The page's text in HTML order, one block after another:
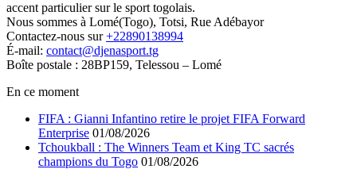
accent particulier sur le sport togolais.
Nous sommes à Lomé(Togo), Totsi, Rue Adébayor
Contactez-nous sur+22890138994
É-mail: contact@djenasport.tg
Boîte postale : 28BP159, Telessou – Lomé
En ce moment
FIFA : Gianni Infantino retire le projet FIFA Forward
Enterprise 01/08/2026
Tchoukball : The Winners Team et King TC sacrés
champions du Togo 01/08/2026